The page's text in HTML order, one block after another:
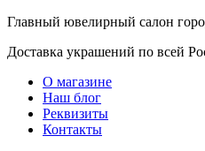
Главный ювелирный салон
Доставка украшений по всей
О магазине
Наш блог
Реквизиты
Контакты